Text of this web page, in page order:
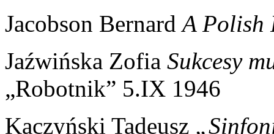
Jacobson BernardA Polish
Jaźwińska Zofia Sukcesy
„Robotnik” 5.IX 1946
Kaczyński Tadeusz